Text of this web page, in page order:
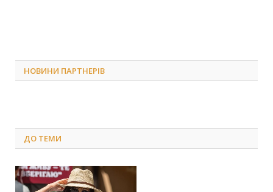
НОВИНИ ПАРТНЕРІВ
ДО ТЕМИ